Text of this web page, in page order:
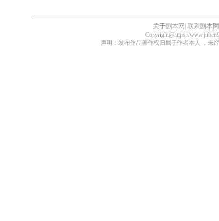
关于剧本网 联系剧本网
Copyright@https://
声明：发布作品著作权归属于作者本人 ，未